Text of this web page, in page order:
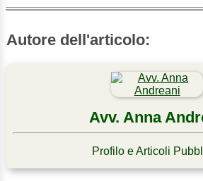
Autore dell'articolo:
Avv. Anna
Profilo e Articoli